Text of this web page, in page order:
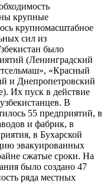
крупные
крупномасштабное
сил из
было
(Ленинградский
«Красный
и Днепропетровский
Их пуск в действие
В
55 предприятий, в
и фабрик, в
в Бухарской
эвакуированных
сжатые сроки. На
было создано 47
ряда местных